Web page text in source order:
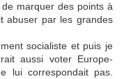
marquer des points à
abuser par les grandes
socialiste et puis je
aussi voter Europe-
lui correspondait pas.